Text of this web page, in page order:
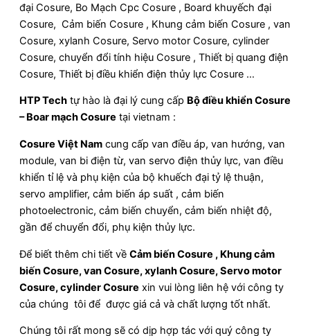
đại Cosure, Bo Mạch Cpc Cosure , Board khuyếch đại
Cosure, Cảm biến Cosure , Khung cảm biến Cosure , van
Cosure, xylanh Cosure, Servo motor Cosure, cylinder
Cosure, chuyển đổi tính hiệu Cosure , Thiết bị quang điện
Cosure, Thiết bị điều khiển điện thủy lực Cosure …
HTP Tech tự hào là đại lý cung cấp Bộ điều khiển Cosure
– Boar mạch Cosure tại vietnam :
Cosure Việt Nam cung cấp van điều áp, van hướng, van
module, van bi điện từ, van servo điện thủy lực, van điều
khiển tỉ lệ và phụ kiện của bộ khuếch đại tỷ lệ thuận,
servo amplifier, cảm biến áp suất , cảm biến
photoelectronic, cảm biến chuyển, cảm biến nhiệt độ,
gần để chuyển đổi, phụ kiện thủy lực.
Để biết thêm chi tiết về Cảm biến Cosure , Khung cảm
biến Cosure, van Cosure, xylanh Cosure, Servo motor
Cosure, cylinder Cosure xin vui lòng liên hệ với công ty
của chúng tôi để được giá cả và chất lượng tốt nhất.
Chúng tôi rất mong sẽ có dịp hợp tác với quý công ty